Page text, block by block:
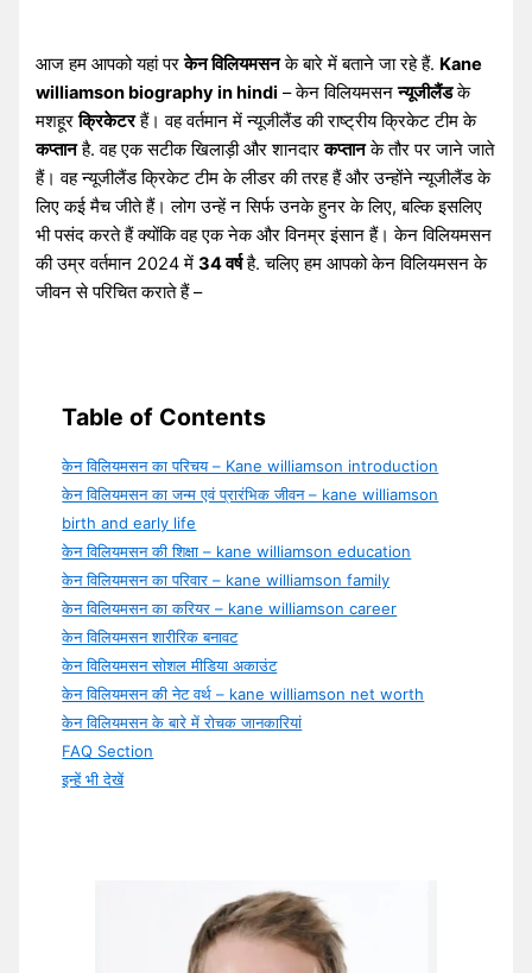
आज हम आपको यहां परकेन विलियमसनके बारे में बताने जा रहे हैं. Kane
williamson biography in hindi – केन विलियमसनन्यूजीलैंडके
मशहूरक्रिकेटरहैं। वह वर्तमान में न्यूजीलैंड की राष्ट्रीय क्रिकेट टीम के
कप्तानहै. वह एक सटीक खिलाड़ी और शानदारकप्तानके तौर पर जाने जाते
हैं। वह न्यूजीलैंड क्रिकेट टीम के लीडर की तरह हैं और उन्होंने न्यूजीलैंड के
लिए कई मैच जीते हैं। लोग उन्हें न सिर्फ उनके हुनर ​​के लिए, बल्कि इसलिए
भी पसंद करते हैं क्योंकि वह एक नेक और विनम्र इंसान हैं। केन विलियमसन
की उम्र वर्तमान 2024 में34 वर्षहै. चलिए हम आपको केन विलियमसन के
जीवन से परिचित कराते हैं –
Table of Contents
केन विलियमसन का परिचय – Kane williamson introduction
केन विलियमसन का जन्म एवं प्रारंभिक जीवन – kane williamson
birth and early life
केन विलियमसन की शिक्षा – kane williamson education
केन विलियमसन का परिवार – kane williamson family
केन विलियमसन का करियर – kane williamson career
केन विलियमसन शारीरिक बनावट
केन विलियमसन सोशल मीडिया अकाउंट
केन विलियमसन की नेट वर्थ – kane williamson net worth
केन विलियमसन के बारे में रोचक जानकारियां
FAQ Section
इन्हें भी देखें